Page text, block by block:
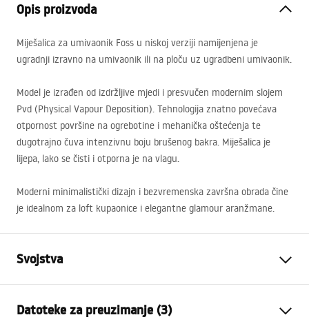
Opis proizvoda
Miješalica za umivaonik Foss u niskoj verziji namijenjena je
ugradnji izravno na umivaonik ili na ploču uz ugradbeni umivaonik.
Model je izrađen od izdržljive mjedi i presvučen modernim slojem
Pvd (Physical Vapour Deposition). Tehnologija znatno povećava
otpornost površine na ogrebotine i mehanička oštećenja te
dugotrajno čuva intenzivnu boju brušenog bakra. Miješalica je
lijepa, lako se čisti i otporna je na vlagu.
Moderni minimalistički dizajn i bezvremenska završna obrada čine
je idealnom za loft kupaonice i elegantne glamour aranžmane.
Svojstva
Način montaže
Stojeća
Datoteke za preuzimanje (3)